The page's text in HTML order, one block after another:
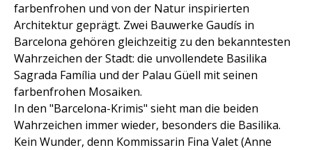
farbenfrohen und von der Natur inspirierten
Architektur geprägt. Zwei Bauwerke Gaudís in
Barcelona gehören gleichzeitig zu den bekanntesten
Wahrzeichen der Stadt: die unvollendete Basilika
Sagrada Família und der Palau Güell mit seinen
farbenfrohen Mosaiken.
In den "Barcelona-Krimis" sieht man die beiden
Wahrzeichen immer wieder, besonders die Basilika.
Kein Wunder, denn Kommissarin Fina Valet (Anne